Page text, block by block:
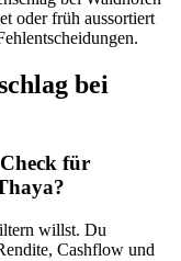
oder früh aussortiert
bei
für
willst. Du
Cashflow und